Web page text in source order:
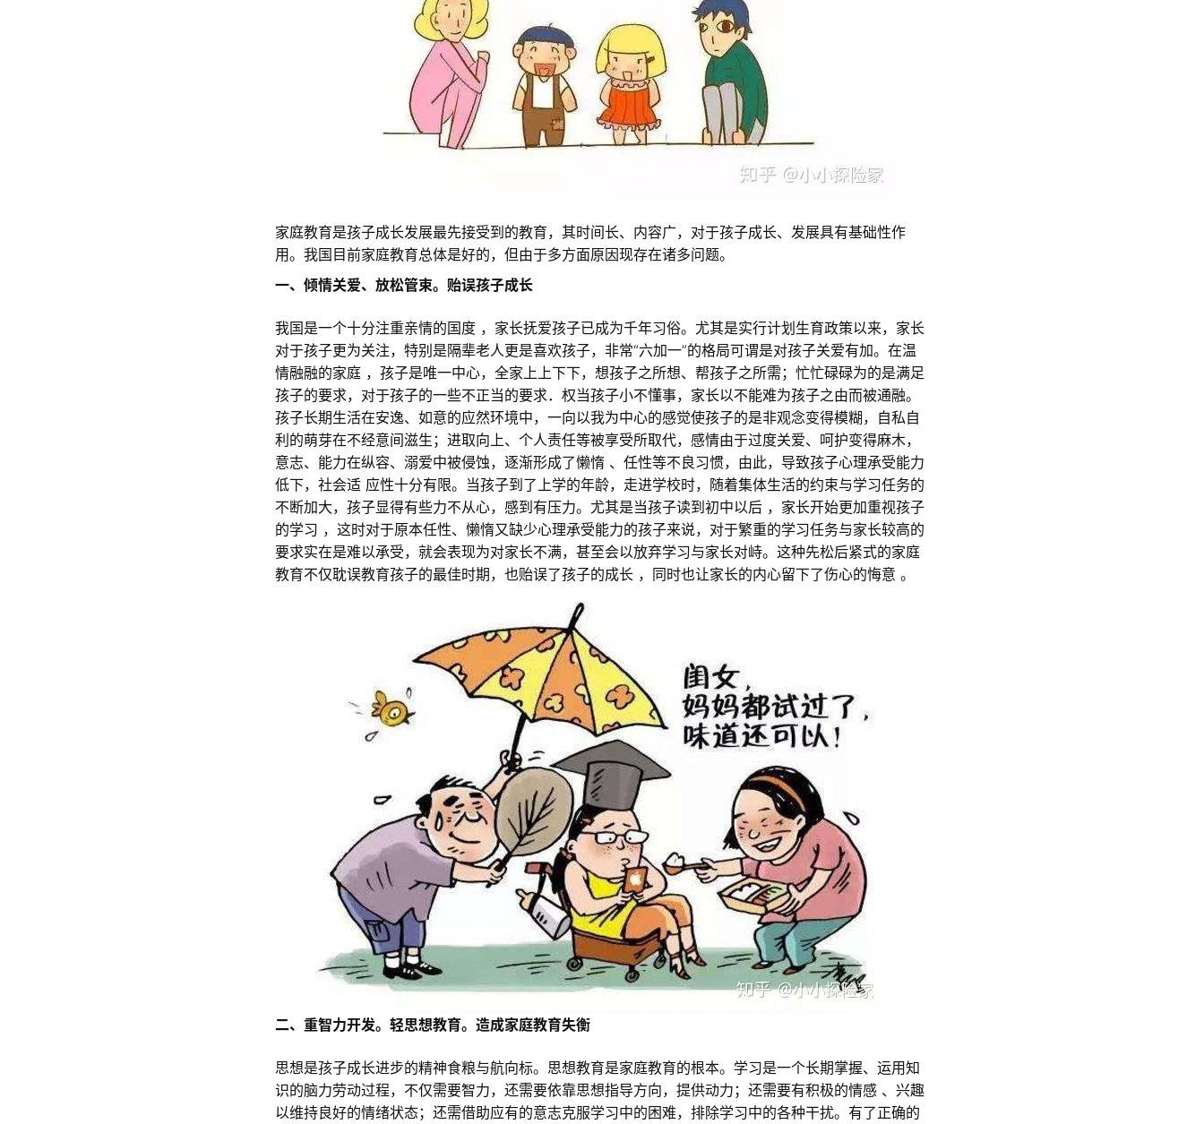
家庭教育是孩子成长发展最先接受到的教育，其时间长、内容广，对于孩子成长、发展具有基础性作
用。我国目前家庭教育总体是好的，但由于多方面原因现存在诸多问题。
一、倾情关爱、放松管束。贻误孩子成长
我国是一个十分注重亲情的国度 ，家长抚爱孩子已成为千年习俗。尤其是实行计划生育政策以来，家长
对于孩子更为关注，特别是隔辈老人更是喜欢孩子，非常“六加一”的格局可谓是对孩子关爱有加。在温
情融融的家庭 ，孩子是唯一中心，全家上上下下，想孩子之所想、帮孩子之所需；忙忙碌碌为的是满足
孩子的要求，对于孩子的一些不正当的要求．权当孩子小不懂事，家长以不能难为孩子之由而被通融。
孩子长期生活在安逸、如意的应然环境中，一向以我为中心的感觉使孩子的是非观念变得模糊，自私自
利的萌芽在不经意间滋生；进取向上、个人责任等被享受所取代，感情由于过度关爱、呵护变得麻木，
意志、能力在纵容、溺爱中被侵蚀，逐渐形成了懒惰 、任性等不良习惯，由此，导致孩子心理承受能力
低下，社会适 应性十分有限。当孩子到了上学的年龄，走进学校时，随着集体生活的约束与学习任务的
不断加大，孩子显得有些力不从心，感到有压力。尤其是当孩子读到初中以后 ，家长开始更加重视孩子
的学习 ，这时对于原本任性、懒惰又缺少心理承受能力的孩子来说，对于繁重的学习任务与家长较高的
要求实在是难以承受，就会表现为对家长不满，甚至会以放弃学习与家长对峙。这种先松后紧式的家庭
教育不仅耽误教育孩子的最佳时期，也贻误了孩子的成长 ，同时也让家长的内心留下了伤心的悔意 。
二、重智力开发。轻思想教育。造成家庭教育失衡
思想是孩子成长进步的精神食粮与航向标。思想教育是家庭教育的根本。学习是一个长期掌握、运用知
识的脑力劳动过程，不仅需要智力，还需要依靠思想指导方向，提供动力；还需要有积极的情感 、兴趣
以维持良好的情绪状态；还需借助应有的意志克服学习中的困难，排除学习中的各种干扰。有了正确的